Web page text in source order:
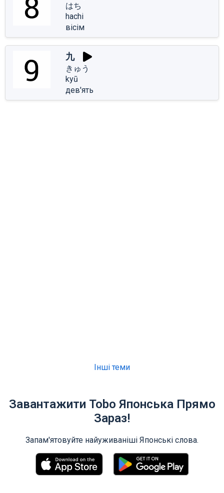
はち
hachi
вісім
九
きゅう
kyū
дев'ять
Інші теми
Завантажити Tobo Японська Прямо
Зараз!
Запам'ятовуйте найуживаніші Японські слова.